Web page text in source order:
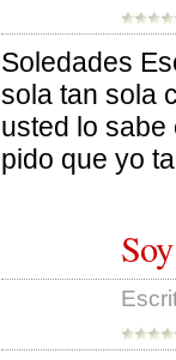
Soledades
sola tan sola
usted lo sabe
pido que yo